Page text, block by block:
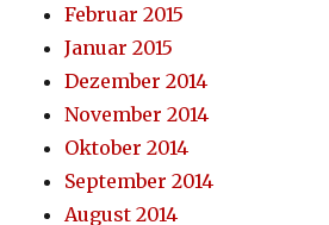
Februar 2015
Januar 2015
Dezember 2014
November 2014
Oktober 2014
September 2014
August 2014